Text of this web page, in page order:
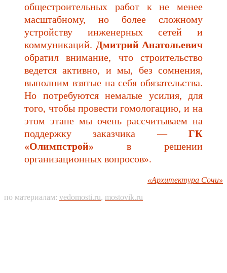
общестроительных работ к не менее
масштабному, но более сложному
устройству инженерных сетей и
коммуникаций. Дмитрий Анатольевич
обратил внимание, что строительство
ведется активно, и мы, без сомнения,
выполним взятые на себя обязательства.
Но потребуются немалые усилия, для
того, чтобы провести гомологацию, и на
этом этапе мы очень рассчитываем на
поддержку заказчика — ГК
«Олимпстрой» в решении
организационных вопросов».
«Архитектура Сочи»
по материалам: vedomosti.ru, mostovik.ru